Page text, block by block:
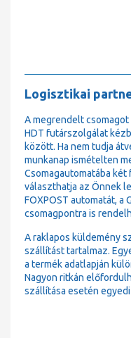
Logisztikai
A megrendelt csomagot
HDT futárszolgálat
között. Ha nem tudja
munkanap ismételten
Csomagautomatába
választhatja az Önnek
FOXPOST automatát, a
csomagpontra is
A raklapos küldemény
szállítást tartalmaz.
a termék adatlapján
Nagyon ritkán
szállítása esetén